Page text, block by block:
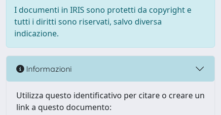
I documenti in IRIS sono protetti da copyright e
tutti i diritti sono riservati, salvo diversa
indicazione.
Informazioni
Utilizza questo identificativo per citare o creare un
link a questo documento: